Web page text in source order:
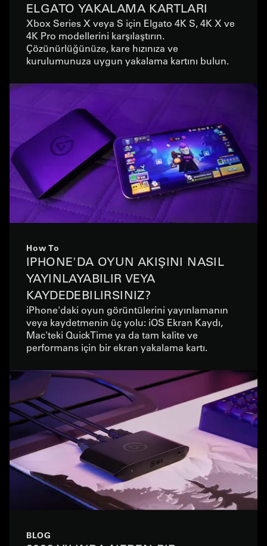
ELGATO YAKALAMA KARTLARI
Xbox Series X veya S için Elgato 4K S, 4K X ve
4K Pro modellerini karşılaştırın.
Çözünürlüğünüze, kare hızınıza ve
kurulumunuza uygun yakalama kartını bulun.
How To
IPHONE'DA OYUN AKIŞINI NASIL
YAYINLAYABILIR VEYA
KAYDEDEBILIRSINIZ?
iPhone'daki oyun görüntülerini yayınlamanın
veya kaydetmenin üç yolu: iOS Ekran Kaydı,
Mac'teki QuickTime ya da tam kalite ve
performans için bir ekran yakalama kartı.
BLOG